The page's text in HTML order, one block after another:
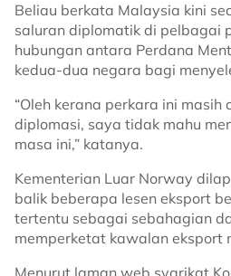
Beliau berkata Malaysia kini
saluran diplomatik di pelbagai
hubungan antara Perdana
kedua-dua negara bagi
“Oleh kerana perkara ini masih
diplomasi, saya tidak mahu
masa ini,” katanya.
Kementerian Luar Norway
balik beberapa lesen eksport
tertentu sebagai sebahagian
memperketat kawalan eksport
Menurut laman web syarikat